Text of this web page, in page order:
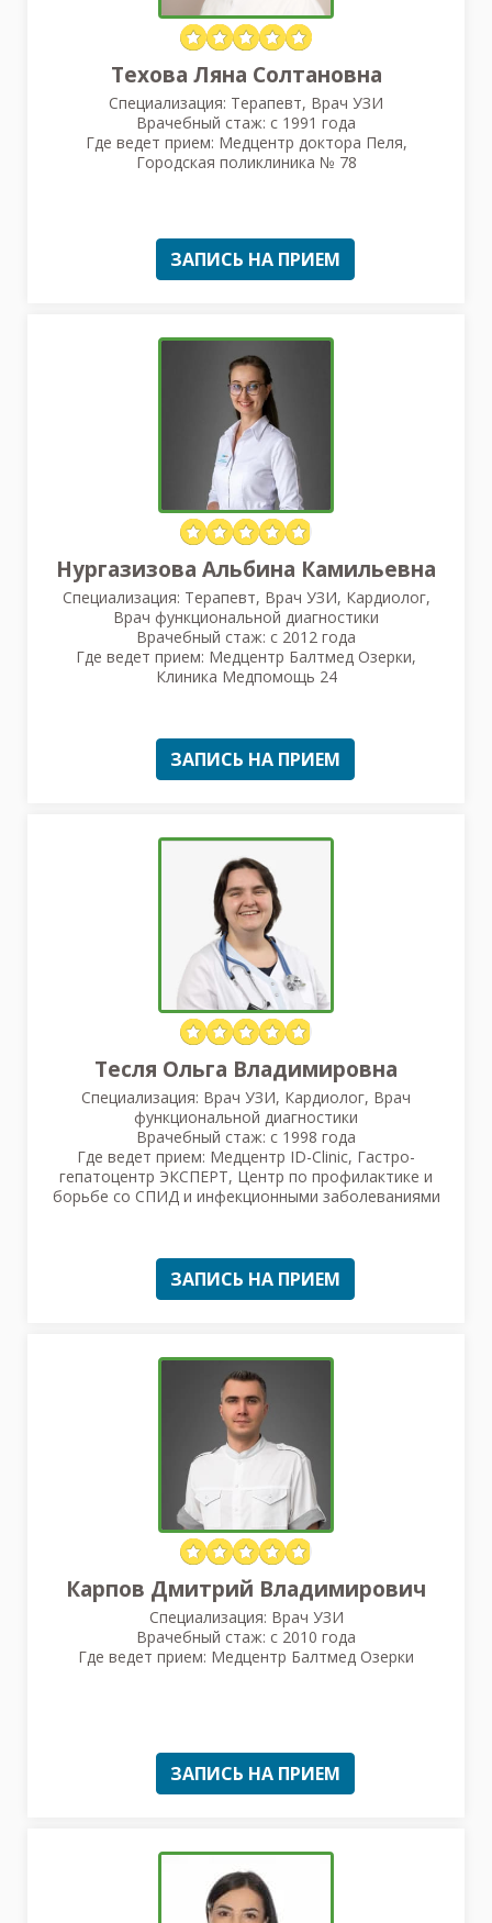
Техова Ляна Солтановна
Специализация: Терапевт, Врач УЗИ
Врачебный стаж: с 1991 года
Где ведет прием: Медцентр доктора Пеля,
Городская поликлиника № 78
ЗАПИСЬ НА ПРИЕМ
Нургазизова Альбина Камильевна
Специализация: Терапевт, Врач УЗИ, Кардиолог,
Врач функциональной диагностики
Врачебный стаж: с 2012 года
Где ведет прием: Медцентр Балтмед Озерки,
Клиника Медпомощь 24
ЗАПИСЬ НА ПРИЕМ
Тесля Ольга Владимировна
Специализация: Врач УЗИ, Кардиолог, Врач
функциональной диагностики
Врачебный стаж: с 1998 года
Где ведет прием: Медцентр ID-Clinic, Гастро-
гепатоцентр ЭКСПЕРТ, Центр по профилактике и
борьбе со СПИД и инфекционными заболеваниями
ЗАПИСЬ НА ПРИЕМ
Карпов Дмитрий Владимирович
Специализация: Врач УЗИ
Врачебный стаж: с 2010 года
Где ведет прием: Медцентр Балтмед Озерки
ЗАПИСЬ НА ПРИЕМ